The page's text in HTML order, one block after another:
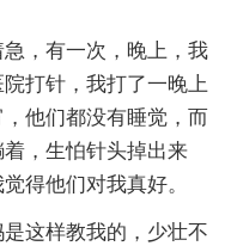
，有一次，晚上，我
打针，我打了一晚上
他们都没有睡觉，而
，生怕针头掉出来
得他们对我真好。
这样教我的，少壮不